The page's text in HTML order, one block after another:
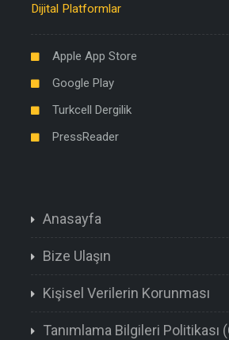
Dijital Platformlar
Apple App Store
Google Play
Turkcell Dergilik
PressReader
Anasayfa
Bize Ulaşın
Kişisel Verilerin Korunması
Tanımlama Bilgileri Politikası